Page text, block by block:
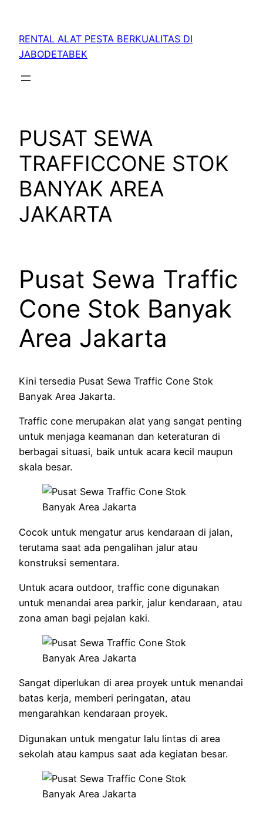
RENTAL ALAT PESTA BERKUALITAS DI
JABODETABEK
PUSAT SEWA
TRAFFICCONE STOK
BANYAK AREA
JAKARTA
Pusat Sewa Traffic
Cone Stok Banyak
Area Jakarta
Kini tersedia Pusat Sewa Traffic Cone Stok
Banyak Area Jakarta.
Traffic cone merupakan alat yang sangat penting
untuk menjaga keamanan dan keteraturan di
berbagai situasi, baik untuk acara kecil maupun
skala besar.
Cocok untuk mengatur arus kendaraan di jalan,
terutama saat ada pengalihan jalur atau
konstruksi sementara.
Untuk acara outdoor, traffic cone digunakan
untuk menandai area parkir, jalur kendaraan, atau
zona aman bagi pejalan kaki.
Sangat diperlukan di area proyek untuk menandai
batas kerja, memberi peringatan, atau
mengarahkan kendaraan proyek.
Digunakan untuk mengatur lalu lintas di area
sekolah atau kampus saat ada kegiatan besar.